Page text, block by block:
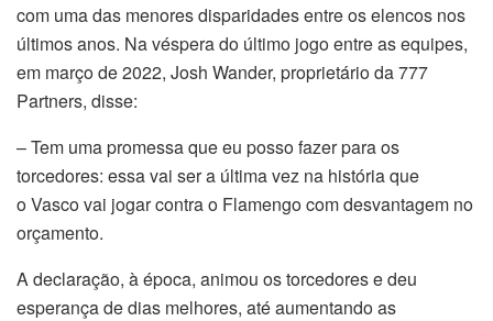
com uma das menores disparidades entre os elencos nos
últimos anos. Na véspera do último jogo entre as equipes,
em março de 2022, Josh Wander, proprietário da 777
Partners, disse:
– Tem uma promessa que eu posso fazer para os
torcedores: essa vai ser a última vez na história que
o Vasco vai jogar contra o Flamengo com desvantagem no
orçamento.
A declaração, à época, animou os torcedores e deu
esperança de dias melhores, até aumentando as